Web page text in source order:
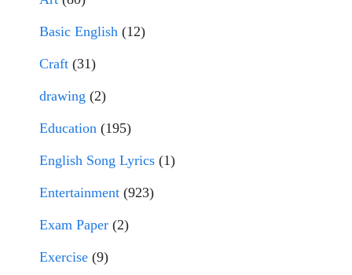
Basic English (12)
Craft (31)
drawing (2)
Education (195)
English Song Lyrics (1)
Entertainment (923)
Exam Paper (2)
Exercise (9)